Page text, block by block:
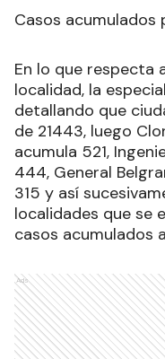
Casos acumulados
En lo que respecta
localidad, la
detallando que
de 21443, luego
acumula 521,
444, General
315 y así
localidades que se
casos acumulados
Ads